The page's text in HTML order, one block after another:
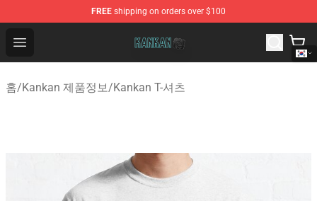
FREE shipping on orders over $100
Open menu
Kankan Store - Official Kankan Merchandise Shop
홈/Kankan 제품정보/Kankan T-셔츠